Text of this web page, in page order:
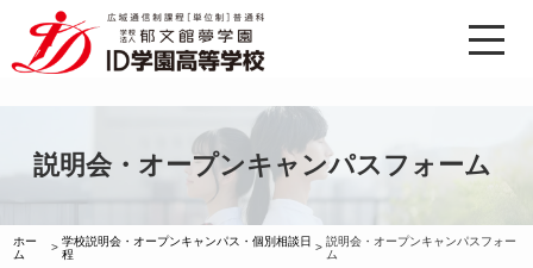
説明会・オープンキャンパスフォーム
ホー
ム
> 学校説明会・オープンキャンパス・個別相談日
程
>説明会・オープンキャンパスフォー
ム